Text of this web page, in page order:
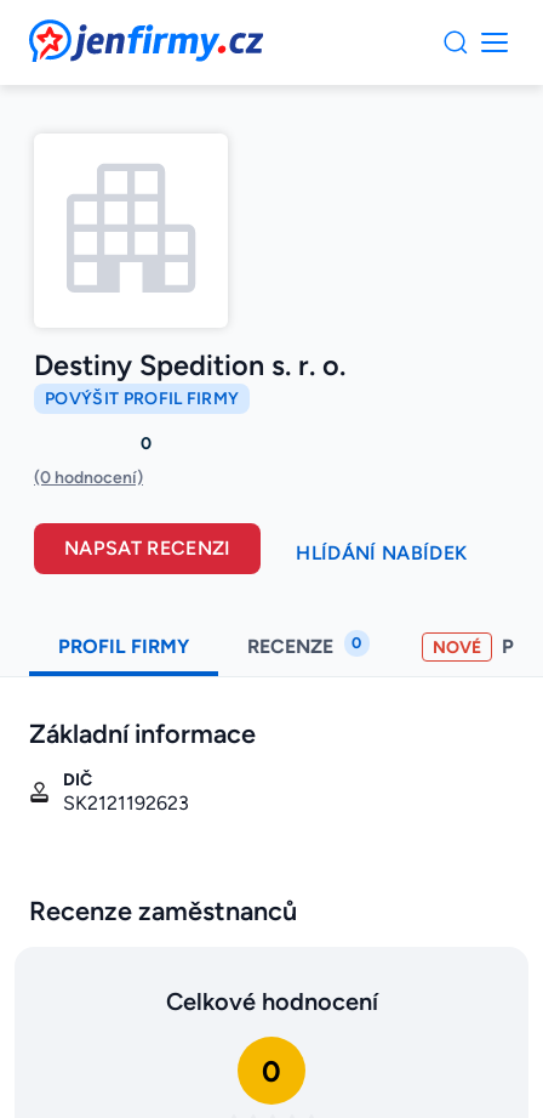
JenFirmy.cz
Destiny Spedition s. r. o.
POVÝŠIT PROFIL FIRMY
0
(0 hodnocení)
NAPSAT RECENZI HLÍDÁNÍ NABÍDEK
PROFIL FIRMY RECENZE 0 NOVÉ
Základní informace
DIČ
SK2121192623
Recenze zaměstnanců
Celkové hodnocení
0